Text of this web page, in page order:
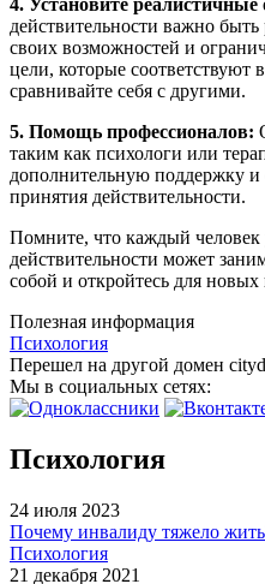
действительности важно
своих возможностей и
цели, которые
сравнивайте себя с другими.
5. Помощь профессионалов:
таким как психологи или
дополнительную поддержку и
принятия действительности.
Помните, что каждый человек
действительности может
собой и откройтесь для
Полезная информация
Психология
Перешел на другой домен
Мы в социальных сетях:
Психология
24 июля 2023
Почему инвалиду тяжело
Психология
21 декабря 2021